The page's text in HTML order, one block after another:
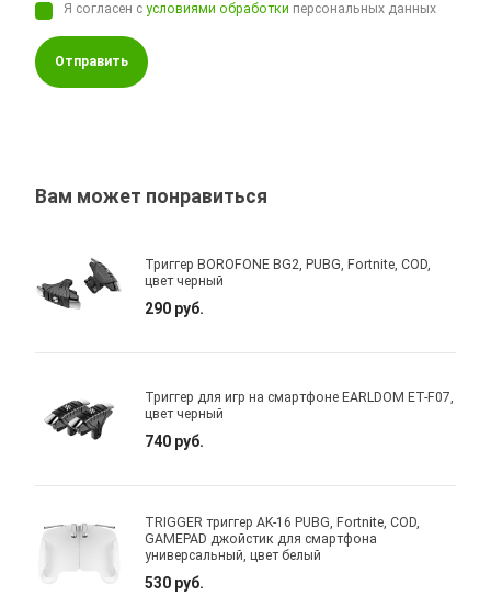
Я согласен сусловиями обработки персональных данных
Отправить
Вам может понравиться
Триггер BOROFONE BG2, PUBG, Fortnite, COD,
цвет черный
290 руб.
Триггер для игр на смартфоне EARLDOM ET-F07,
цвет черный
740 руб.
TRIGGER триггер AK-16 PUBG, Fortnite, COD,
GAMEPAD джойстик для смартфона
универсальный, цвет белый
530 руб.